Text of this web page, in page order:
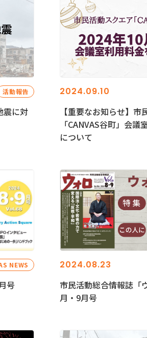
活動報告
震に対
2024.09.10
【重要なお知らせ】市
「CANVAS谷町」会議
について
NEWS
号
2024.08.23
市民活動総合情報誌「
月・9月号